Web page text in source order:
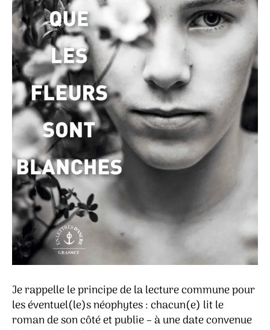
Je rappelle le principe de la lecture commune pour
les éventuel(le)s néophytes : chacun(e) lit le
roman de son côté et publie – à une date convenue